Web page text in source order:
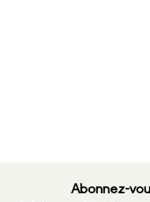
Abonnez-